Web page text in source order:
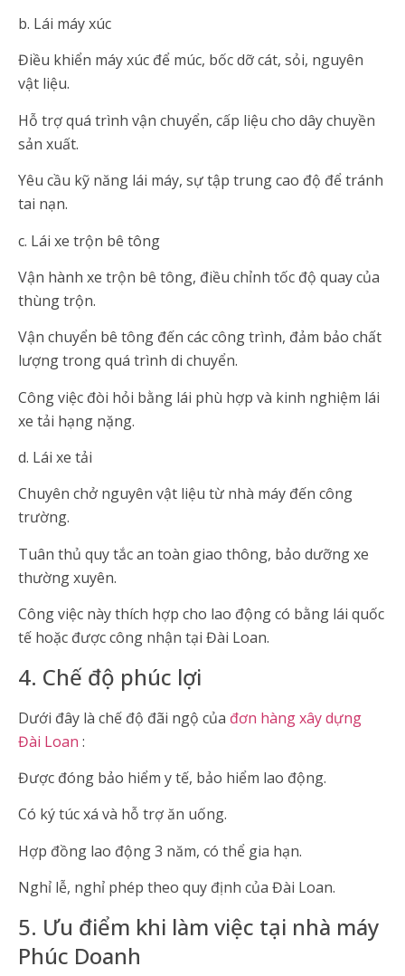
b. Lái máy xúc
Điều khiển máy xúc để múc, bốc dỡ cát, sỏi, nguyên
vật liệu.
Hỗ trợ quá trình vận chuyển, cấp liệu cho dây chuyền
sản xuất.
Yêu cầu kỹ năng lái máy, sự tập trung cao độ để tránh
tai nạn.
c. Lái xe trộn bê tông
Vận hành xe trộn bê tông, điều chỉnh tốc độ quay của
thùng trộn.
Vận chuyển bê tông đến các công trình, đảm bảo chất
lượng trong quá trình di chuyển.
Công việc đòi hỏi bằng lái phù hợp và kinh nghiệm lái
xe tải hạng nặng.
d. Lái xe tải
Chuyên chở nguyên vật liệu từ nhà máy đến công
trường.
Tuân thủ quy tắc an toàn giao thông, bảo dưỡng xe
thường xuyên.
Công việc này thích hợp cho lao động có bằng lái quốc
tế hoặc được công nhận tại Đài Loan.
4. Chế độ phúc lợi
Dưới đây là chế độ đãi ngộ của đơn hàng xây dựng
Đài Loan :
Được đóng bảo hiểm y tế, bảo hiểm lao động.
Có ký túc xá và hỗ trợ ăn uống.
Hợp đồng lao động 3 năm, có thể gia hạn.
Nghỉ lễ, nghỉ phép theo quy định của Đài Loan.
5. Ưu điểm khi làm việc tại nhà máy
Phúc Doanh